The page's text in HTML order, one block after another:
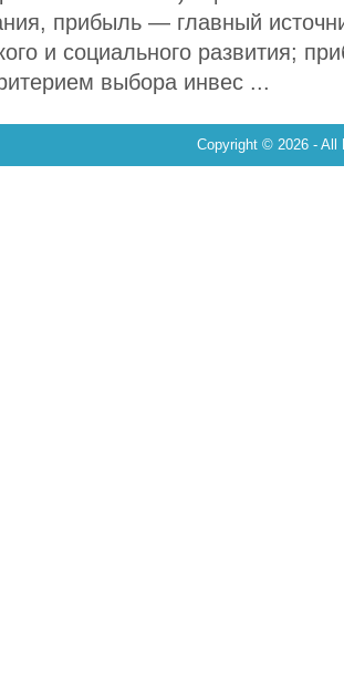
прибыль — главный
и социального развития;
выбора инвес ...
Copyright © 2026 - All